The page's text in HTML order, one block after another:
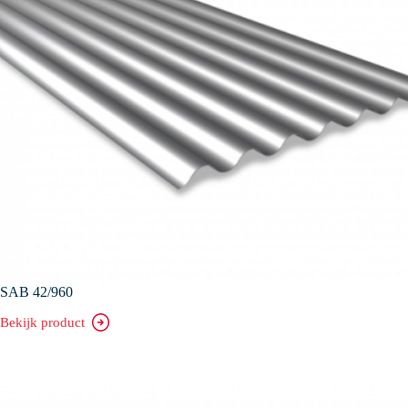
SAB 42/960
Bekijk product
SAB